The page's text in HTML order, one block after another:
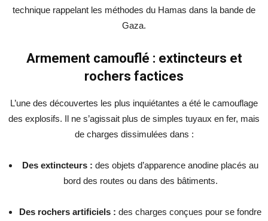
technique rappelant les méthodes du Hamas dans la bande de
Gaza.
Armement camouflé : extincteurs et
rochers factices
L’une des découvertes les plus inquiétantes a été le camouflage
des explosifs. Il ne s’agissait plus de simples tuyaux en fer, mais
de charges dissimulées dans :
Des extincteurs : des objets d’apparence anodine placés au
bord des routes ou dans des bâtiments.
Des rochers artificiels : des charges conçues pour se fondre